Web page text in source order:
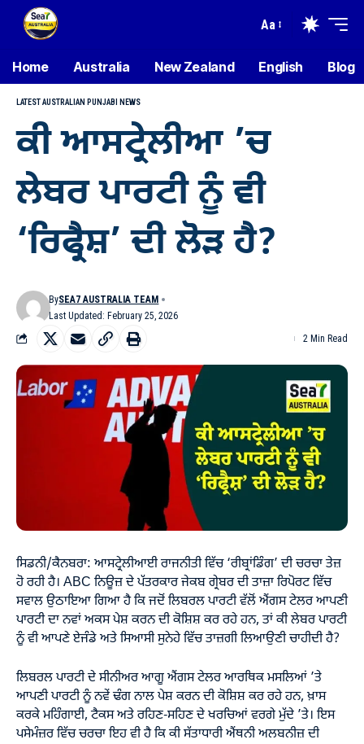
Aa
Home Australia New Zealand English Blog
LATEST AUSTRALIAN PUNJABI NEWS
ਕੀ ਆਸਟ੍ਰੇਲੀਆ ’ਚ
ਲੇਬਰ ਪਾਰਟੀ ਨੂੰ ਵੀ
‘ਰਿਫ੍ਰੈਸ਼’ ਦੀ ਲੋੜ ਹੈ?
Last Updated: February 25, 2026
BySEA7 AUSTRALIA TEAM
2 Min Read
ਸਿਡਨੀ/ਕੈਨਬਰਾ: ਆਸਟ੍ਰੇਲੀਆਈ ਰਾਜਨੀਤੀ ਵਿੱਚ ‘ਰੀਬ੍ਰਾਂਡਿੰਗ’ ਦੀ ਚਰਚਾ ਤੇਜ਼
ਹੋ ਰਹੀ ਹੈ। ABC ਨਿਊਜ਼ ਦੇ ਪੱਤਰਕਾਰ ਜੇਕਬ ਗ੍ਰੇਬਰ ਦੀ ਤਾਜ਼ਾ ਰਿਪੋਰਟ ਵਿੱਚ
ਸਵਾਲ ਉਠਾਇਆ ਗਿਆ ਹੈ ਕਿ ਜਦੋਂ ਲਿਬਰਲ ਪਾਰਟੀ ਵੱਲੋਂ ਐਂਗਸ ਟੇਲਰ ਆਪਣੀ
ਪਾਰਟੀ ਦਾ ਨਵਾਂ ਅਕਸ ਪੇਸ਼ ਕਰਨ ਦੀ ਕੋਸ਼ਿਸ਼ ਕਰ ਰਹੇ ਹਨ, ਤਾਂ ਕੀ ਲੇਬਰ ਪਾਰਟੀ
ਨੂੰ ਵੀ ਆਪਣੇ ਏਜੰਡੇ ਅਤੇ ਸਿਆਸੀ ਸੁਨੇਹੇ ਵਿੱਚ ਤਾਜ਼ਗੀ ਲਿਆਉਣੀ ਚਾਹੀਦੀ ਹੈ?
ਲਿਬਰਲ ਪਾਰਟੀ ਦੇ ਸੀਨੀਅਰ ਆਗੂ ਐਂਗਸ ਟੇਲਰ ਆਰਥਿਕ ਮਸਲਿਆਂ ’ਤੇ
ਆਪਣੀ ਪਾਰਟੀ ਨੂੰ ਨਵੇਂ ਢੰਗ ਨਾਲ ਪੇਸ਼ ਕਰਨ ਦੀ ਕੋਸ਼ਿਸ਼ ਕਰ ਰਹੇ ਹਨ, ਖ਼ਾਸ
ਕਰਕੇ ਮਹਿੰਗਾਈ, ਟੈਕਸ ਅਤੇ ਰਹਿਣ-ਸਹਿਣ ਦੇ ਖਰਚਿਆਂ ਵਰਗੇ ਮੁੱਦੇ ’ਤੇ। ਇਸ
ਪਸੇਮੰਜ਼ਰ ਵਿੱਚ ਚਰਚਾ ਇਹ ਵੀ ਹੈ ਕਿ ਕੀ ਸੱਤਾਧਾਰੀ ਐਂਥਨੀ ਅਲਬਨੀਜ਼ ਦੀ